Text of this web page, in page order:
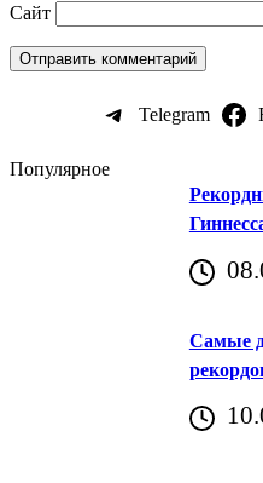
Сайт
Telegram
Популярное
Самые